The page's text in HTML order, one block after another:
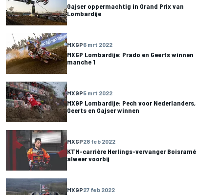
Gajser oppermachtig in Grand Prix van
Lombardije
MXGP6 mrt 2022
MXGP Lombardije: Prado en Geerts winnen
manche 1
MXGP5 mrt 2022
MXGP Lombardije: Pech voor Nederlanders,
Geerts en Gajser winnen
MXGP28 feb 2022
KTM-carrière Herlings-vervanger Boisramé
alweer voorbij
MXGP27 feb 2022